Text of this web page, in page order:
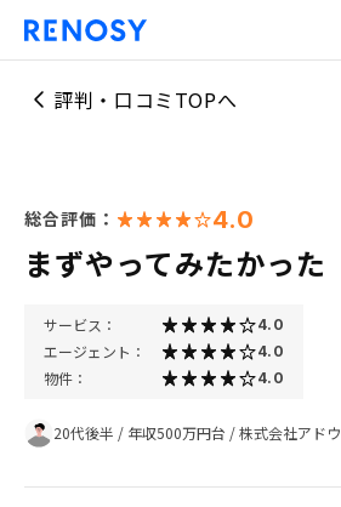
評判・口コミTOPへ
総合評価： 4.0
まずやってみたかった
サービス： 4.0
エージェント： 4.0
物件： 4.0
20代後半 / 年収500万円台 /株式会社アド